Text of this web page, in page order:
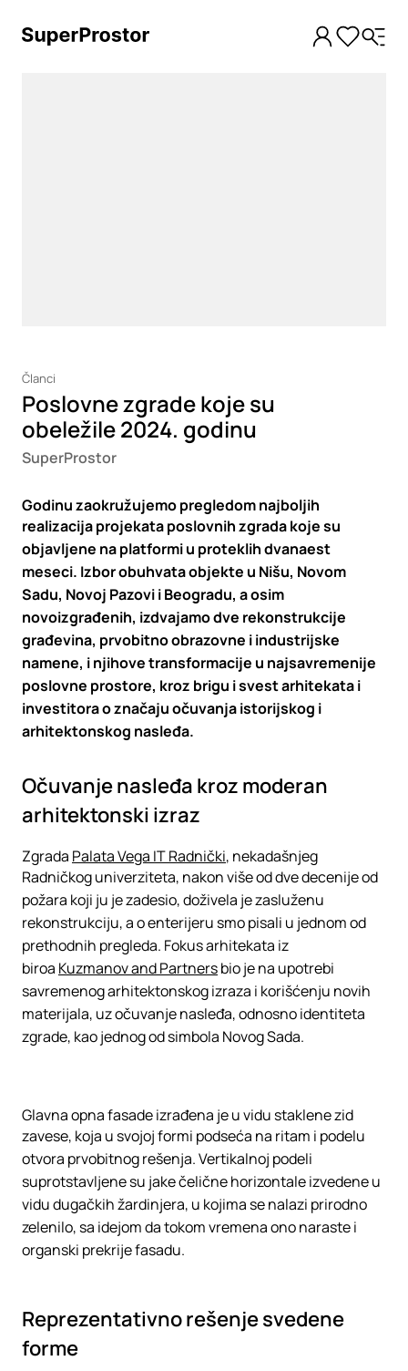
Članci
Poslovne zgrade koje su
obeležile 2024. godinu
SuperProstor
Godinu zaokružujemo pregledom najboljih
realizacija projekata poslovnih zgrada koje su
objavljene na platformi u proteklih dvanaest
meseci. Izbor obuhvata objekte u Nišu, Novom
Sadu, Novoj Pazovi i Beogradu, a osim
novoizgrađenih, izdvajamo dve rekonstrukcije
građevina, prvobitno obrazovne i industrijske
namene, i njihove transformacije u najsavremenije
poslovne prostore, kroz brigu i svest arhitekata i
investitora o značaju očuvanja istorijskog i
arhitektonskog nasleđa.
Očuvanje nasleđa kroz moderan
arhitektonski izraz
Zgrada Palata Vega IT Radnički, nekadašnjeg
Radničkog univerziteta, nakon više od dve decenije od
požara koji ju je zadesio, doživela je zasluženu
rekonstrukciju, a o enterijeru smo pisali u jednom od
prethodnih pregleda. Fokus arhitekata iz
biroa Kuzmanov and Partnersbio je na upotrebi
savremenog arhitektonskog izraza i korišćenju novih
materijala, uz očuvanje nasleđa, odnosno identiteta
zgrade, kao jednog od simbola Novog Sada.
Glavna opna fasade izrađena je u vidu staklene zid
zavese, koja u svojoj formi podseća na ritam i podelu
otvora prvobitnog rešenja. Vertikalnoj podeli
suprotstavljene su jake čelične horizontale izvedene u
vidu dugačkih žardinjera, u kojima se nalazi prirodno
zelenilo, sa idejom da tokom vremena ono naraste i
organski prekrije fasadu.
Reprezentativno rešenje svedene
forme